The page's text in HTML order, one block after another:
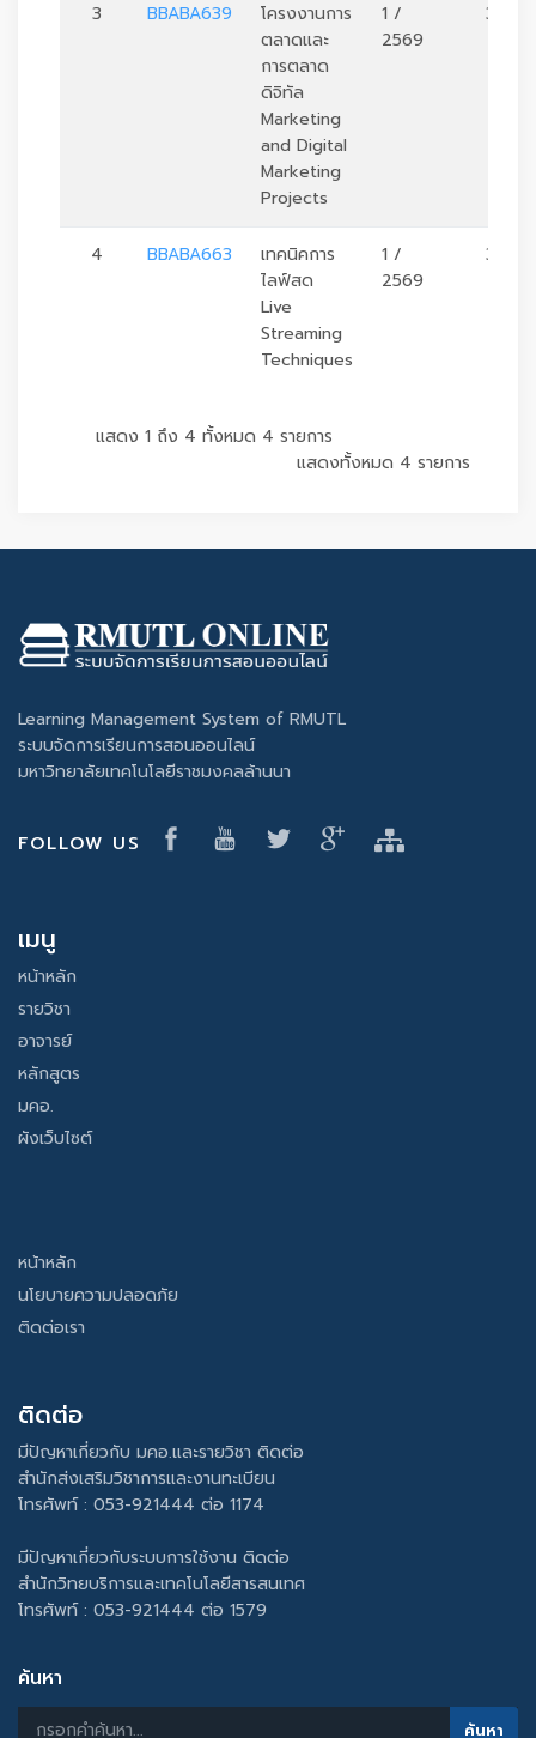
3 BBABA639
โครงงานการ
ตลาดและ
การตลาด
ดิจิทัล
Marketing
and Digital
Marketing
Projects
1 /
2569
3
4 BBABA663
เทคนิคการ
ไลฟ์สด
Live
Streaming
Techniques
1 /
2569
3
แสดง 1 ถึง 4 ทั้งหมด 4 รายการ
แสดงทั้งหมด 4 รายการ
Learning Management System of RMUTL
ระบบจัดการเรียนการสอนออนไลน์
มหาวิทยาลัยเทคโนโลยีราชมงคลล้านนา
FOLLOW US
เมนู
หน้าหลัก
รายวิชา
อาจารย์
หลักสูตร
มคอ.
ผังเว็บไซต์
หน้าหลัก
นโยบายความปลอดภัย
ติดต่อเรา
ติดต่อ
มีปัญหาเกี่ยวกับ มคอ.และรายวิชา ติดต่อ
สำนักส่งเสริมวิชาการและงานทะเบียน
โทรศัพท์ : 053-921444 ต่อ 1174
มีปัญหาเกี่ยวกับระบบการใช้งาน ติดต่อ
สำนักวิทยบริการและเทคโนโลยีสารสนเทศ
โทรศัพท์ : 053-921444 ต่อ 1579
ค้นหา